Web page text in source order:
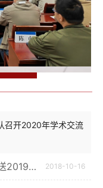
召开2020年学术交流
2019年 2018-10-16